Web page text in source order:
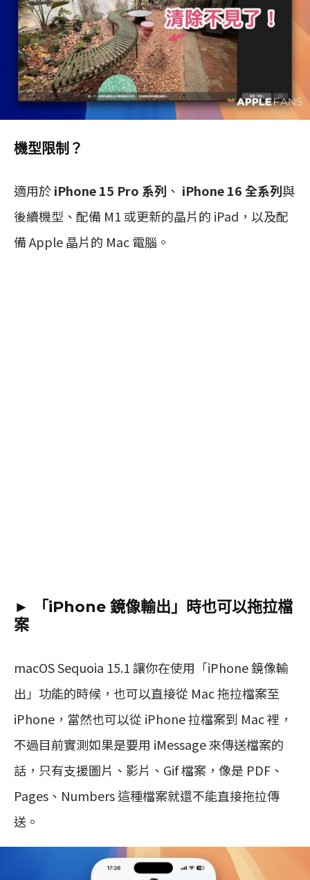
機型限制？
適⽤於iPhone 15 Pro 系列 、 iPhone 16 全系列與
後續機型、配備 M1 或更新的晶片的 iPad，以及配
備 Apple 晶片的 Mac 電腦。
► 「iPhone 鏡像輸出」時也可以拖拉檔
案
macOS Sequoia 15.1 讓你在使用「iPhone 鏡像輸
出」功能的時候，也可以直接從 Mac 拖拉檔案至
iPhone，當然也可以從 iPhone 拉檔案到 Mac 裡，
不過目前實測如果是要用 iMessage 來傳送檔案的
話，只有支援圖片、影片、Gif 檔案，像是 PDF、
Pages、Numbers 這種檔案就還不能直接拖拉傳
送。